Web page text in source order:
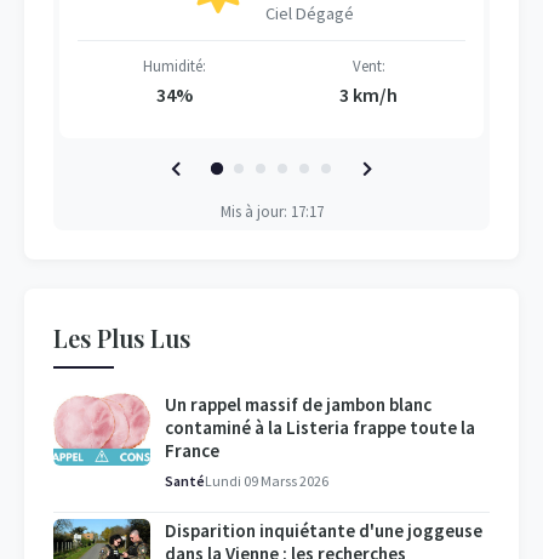
Ciel Dégagé
Humidité:
34%
Vent:
3 km/h
Mis à jour: 17:17
Les Plus Lus
Un rappel massif de jambon blanc
contaminé à la Listeria frappe toute la
France
SantéLundi 09 Marss 2026
Disparition inquiétante d'une joggeuse
dans la Vienne : les recherches